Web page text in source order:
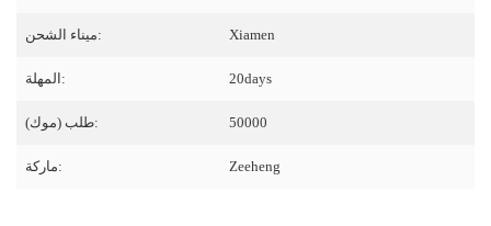
ميناء الشحن: Xiamen
المهلة: 20days
طلب (موك): 50000
ماركة: Zeeheng